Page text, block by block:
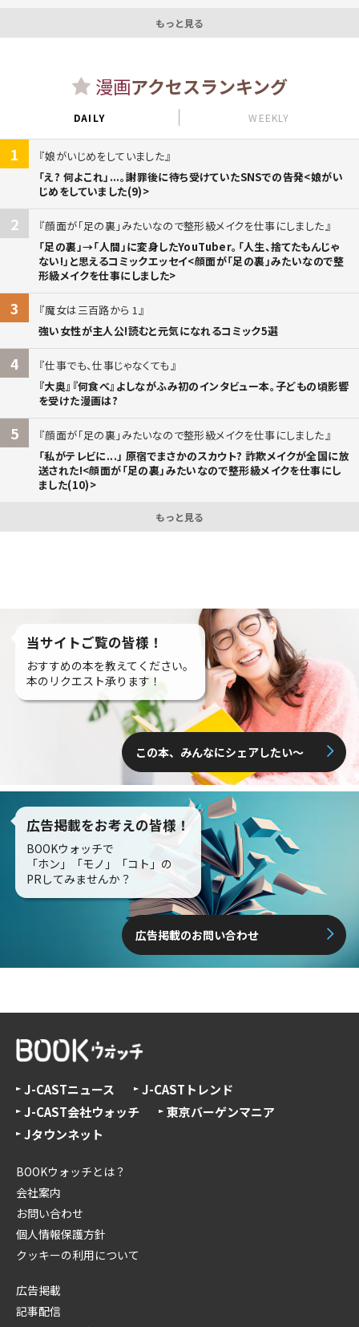
もっと見る
漫画アクセスランキング
DAILY WEEKLY
1
娘がいじめをしていました
「え? 何よこれ」...。謝罪後に待ち受けていたSNSでの告発<娘がい
じめをしていました(9)>
2
顔面が「足の裏」みたいなので整形級メイクを仕事にしました
「足の裏」→「人間」に変身したYouTuber。「人生、捨てたもんじゃ
ない!」と思えるコミックエッセイ<顔面が「足の裏」みたいなので整
形級メイクを仕事にしました>
3
魔女は三百路から 1
強い女性が主人公!読むと元気になれるコミック5選
4
仕事でも、仕事じゃなくても
『大奥』『何食べ』よしながふみ初のインタビュー本。子どもの頃影響
を受けた漫画は?
5
顔面が「足の裏」みたいなので整形級メイクを仕事にしました
「私がテレビに...」 原宿でまさかのスカウト? 詐欺メイクが全国に放
送された!<顔面が「足の裏」みたいなので整形級メイクを仕事にし
ました(10)>
もっと見る
当サイトご覧の皆様！
おすすめの本を教えてください。
本のリクエスト承ります！
この本、みんなにシェアしたい〜
広告掲載をお考えの皆様！
BOOKウォッチで
「ホン」「モノ」「コト」の
PRしてみませんか？
広告掲載のお問い合わせ
J-CASTニュース
J-CASTトレンド
J-CAST会社ウォッチ
東京バーゲンマニア
Jタウンネット
BOOKウォッチとは？
会社案内
お問い合わせ
個人情報保護方針
クッキーの利用について
広告掲載
記事配信